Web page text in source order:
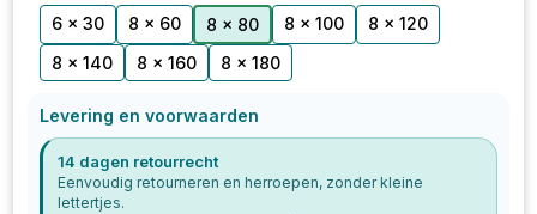
6 x 30 8 x 60 8 x 80 8 x 100
8 x 120
8 x 140
8 x 160 8 x 180
Levering en voorwaarden
14 dagen retourrecht
Eenvoudig retourneren en herroepen, zonder kleine
lettertjes.